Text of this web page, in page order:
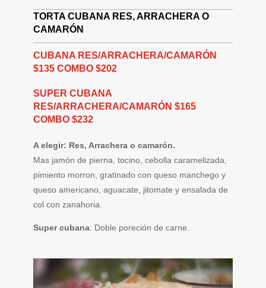
TORTA CUBANA RES, ARRACHERA O
CAMARÓN
CUBANA RES/ARRACHERA/CAMARÓN
$135 COMBO $202
SUPER CUBANA
RES/ARRACHERA/CAMARÓN $165
COMBO $232
A elegir: Res, Arrachera o camarón.
Mas jamón de pierna, tocino, cebolla caramelizada,
pimiento morron, gratinado con queso manchego y
queso americano, aguacate, jitomate y ensalada de
col con zanahoria.
Super cubana: Doble poreción de carne.